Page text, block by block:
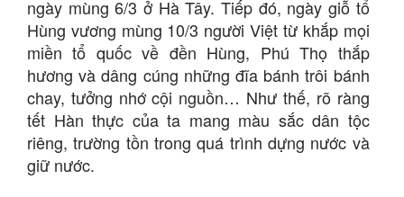
ngày mùng 6/3 ở Hà Tây. Tiếp đó, ngày giỗ tổ
Hùng vương mùng 10/3 người Việt từ khắp mọi
miền tổ quốc về đền Hùng, Phú Thọ thắp
hương và dâng cúng những đĩa bánh trôi bánh
chay, tưởng nhớ cội nguồn… Như thế, rõ ràng
tết Hàn thực của ta mang màu sắc dân tộc
riêng, trường tồn trong quá trình dựng nước và
giữ nước.